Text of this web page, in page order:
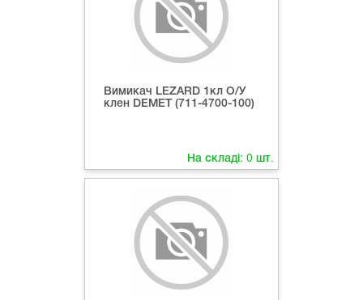
Вимикач LEZARD 1кл О/У
клен DEMET (711-4700-100)
На складі: 0 шт.